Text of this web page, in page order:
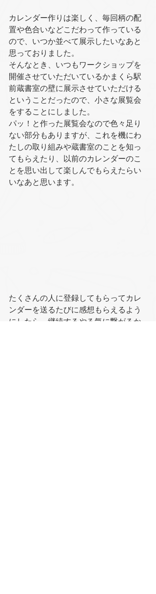
カレンダー作りは楽しく、毎回柄の配
置や色合いなどこだわって作っている
ので、いつか並べて展示したいなあと
思っておりました。
そんなとき、いつもワークショップを
開催させていただいているかまくら駅
前蔵書室の壁に展示させていただける
ということだったので、小さな展覧会
をすることにしました。
パッ！と作った展覧会なので色々足り
ない部分もありますが、これを機にわ
たしの取り組みや蔵書室のことを知っ
てもらえたり、以前のカレンダーのこ
とを思い出して楽しんでもらえたらい
いなあと思います。
たくさんの人に登録してもらってカレ
ンダーを送るたびに感想もらえるよう
にしたら、継続するやる気に繋がるか